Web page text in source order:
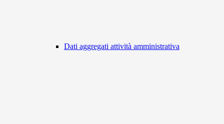
Dati aggregati attività amministrativa